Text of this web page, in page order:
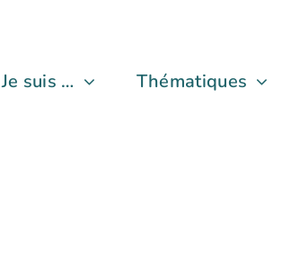
Je suis … Thématiques